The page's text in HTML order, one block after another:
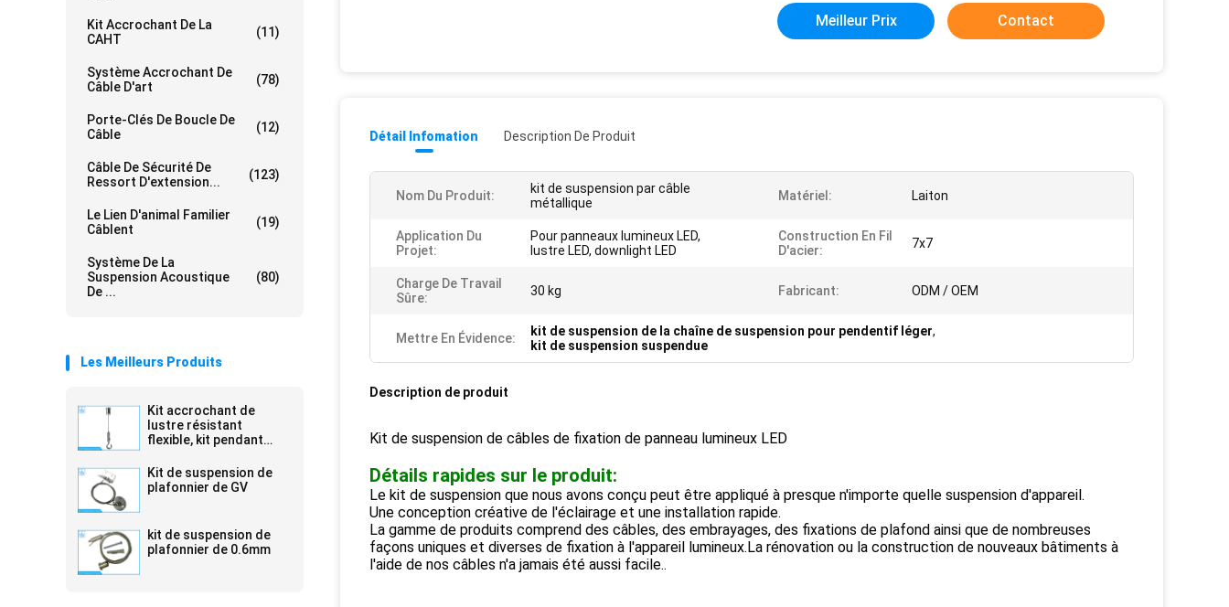
Kit Accrochant De La
CAHT
(11)
Système Accrochant De
Câble D'art
(78)
Porte-Clés De Boucle De
Câble
(12)
Câble De Sécurité De
Ressort D'extension...
(123)
Le Lien D'animal Familier
Câblent
(19)
Système De La
Suspension Acoustique
De ...
(80)
Les Meilleurs Produits
Kit accrochant de
lustre résistant
flexible, kit pendant
Kit de suspension de
plafonnier de GV
kit de suspension de
plafonnier de 0.6mm
Meilleur Prix Contact
Détail Infomation Description De Produit
Nom Du Produit:
kit de suspension par câble
métallique
Matériel: Laiton
Application Du
Projet:
Pour panneaux lumineux LED,
lustre LED, downlight LED
Construction En Fil
D'acier:
7x7
Charge De Travail
Sûre:
30 kg Fabricant: ODM / OEM
Mettre En Évidence: kit de suspension de la chaîne de suspension pour pendentif léger,
kit de suspension suspendue
Description de produit
Kit de suspension de câbles de fixation de panneau lumineux LED
Détails rapides sur le produit:
Le kit de suspension que nous avons conçu peut être appliqué à presque n'importe quelle suspension d'appareil.
Une conception créative de l'éclairage et une installation rapide.
La gamme de produits comprend des câbles, des embrayages, des fixations de plafond ainsi que de nombreuses
façons uniques et diverses de fixation à l'appareil lumineux.La rénovation ou la construction de nouveaux bâtiments à
l'aide de nos câbles n'a jamais été aussi facile..